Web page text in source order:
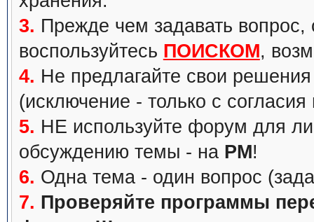
3. Прежде чем задавать вопрос,
воспользуйтесь ПОИСКОМ,
4. Не предлагайте свои
(исключение - только с
5. НЕ используйте форум для
обсуждению темы - на PM!
6. Одна тема - один вопрос
7. Проверяйте программы